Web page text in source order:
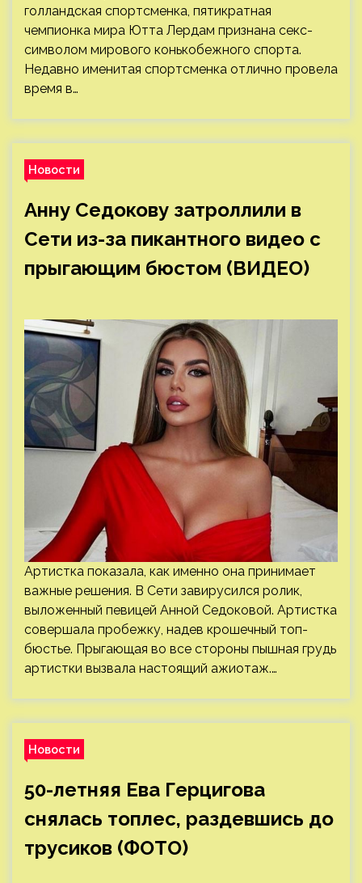
голландская спортсменка, пятикратная
чемпионка мира Ютта Лердам признана секс-
символом мирового конькобежного спорта.
Недавно именитая спортсменка отлично провела
время в…
Новости
Анну Седокову затроллили в
Сети из-за пикантного видео с
прыгающим бюстом (ВИДЕО)
Артистка показала, как именно она принимает
важные решения. В Сети завирусился ролик,
выложенный певицей Анной Седоковой. Артистка
совершала пробежку, надев крошечный топ-
бюстье. Прыгающая во все стороны пышная грудь
артистки вызвала настоящий ажиотаж.…
Новости
50-летняя Ева Герцигова
снялась топлес, раздевшись до
трусиков (ФОТО)